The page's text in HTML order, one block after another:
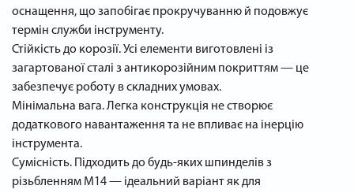
оснащення, що запобігає прокручуванню й подовжує
термін служби інструменту.
Стійкість до корозії. Усі елементи виготовлені із
загартованої сталі з антикорозійним покриттям — це
забезпечує роботу в складних умовах.
Мінімальна вага. Легка конструкція не створює
додаткового навантаження та не впливає на інерцію
інструмента.
Сумісність. Підходить до будь-яких шпинделів з
різьбленням M14 — ідеальний варіант як для